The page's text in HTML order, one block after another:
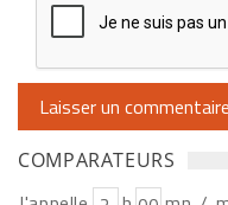
COMPARATEURS